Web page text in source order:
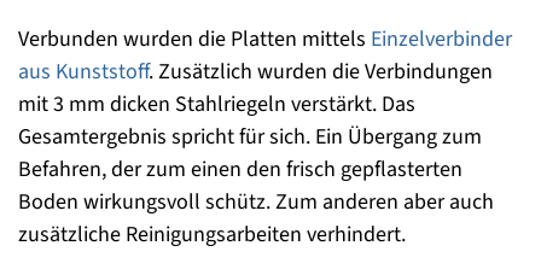
Verbunden wurden die Platten mittels Einzelverbinder
aus Kunststoff. Zusätzlich wurden die Verbindungen
mit 3 mm dicken Stahlriegeln verstärkt. Das
Gesamtergebnis spricht für sich. Ein Übergang zum
Befahren, der zum einen den frisch gepflasterten
Boden wirkungsvoll schütz. Zum anderen aber auch
zusätzliche Reinigungsarbeiten verhindert.